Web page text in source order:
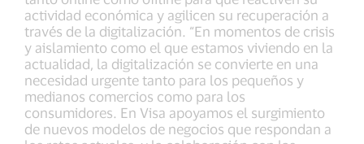
actividad económica y agilicen su recuperación a
través de la digitalización. “En momentos de crisis
y aislamiento como el que estamos viviendo en la
actualidad, la digitalización se convierte en una
necesidad urgente tanto para los pequeños y
medianos comercios como para los
consumidores. En Visa apoyamos el surgimiento
de nuevos modelos de negocios que respondan a